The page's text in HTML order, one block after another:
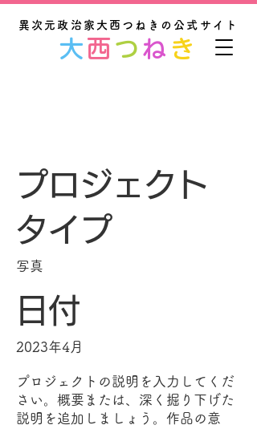
異次元政治家大西つねきの公式サイト
大 西 つ ね き
プロジェクト
タイプ
写真
日付
2023年4月
プロジェクトの説明を入力してくだ
さい。概要または、深く掘り下げた
説明を追加しましょう。作品の意